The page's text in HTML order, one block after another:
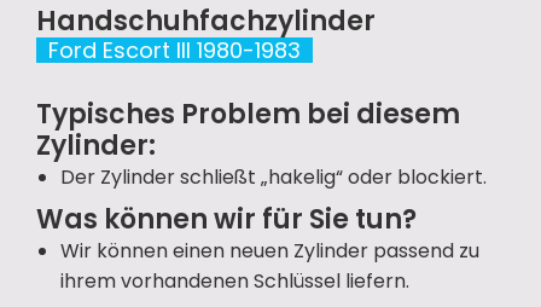
Handschuhfachzylinder
Ford Escort III 1980-1983
Typisches Problem bei diesem
Zylinder:
Der Zylinder schließt „hakelig“ oder blockiert.
Was können wir für Sie tun?
Wir können einen neuen Zylinder passend zu
ihrem vorhandenen Schlüssel liefern.